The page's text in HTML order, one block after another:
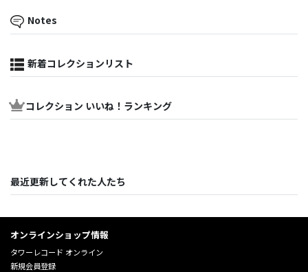
Notes
新着コレクションリスト
コレクション いいね！ランキング
最近更新してくれた人たち
オンラインショップ情報
タワーレコード オンライン
新規会員登録